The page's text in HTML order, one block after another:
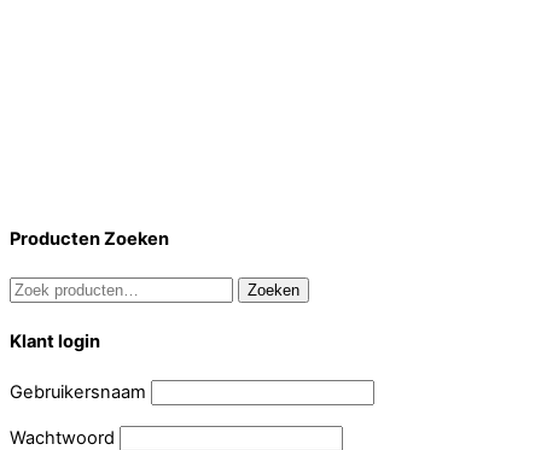
Producten Zoeken
Zoeken
Zoeken
Klant login
Gebruikersnaam
Wachtwoord